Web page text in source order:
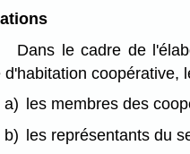
Dans le cadre de
d'habitation coopérative,
a)
les membres des
b)
les représentants du